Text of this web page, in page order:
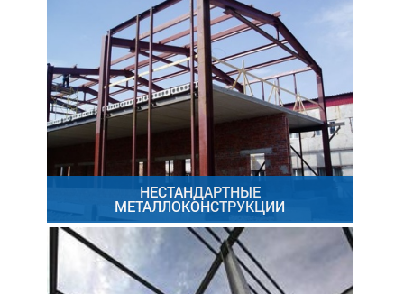
НЕСТАНДАРТНЫЕ
МЕТАЛЛОКОНСТРУКЦИИ